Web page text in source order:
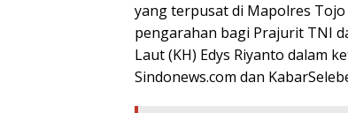
yang terpusat di Mapolres
pengarahan bagi Prajurit TNI
Laut (KH) Edys Riyanto dalam
Sindonews.com dan